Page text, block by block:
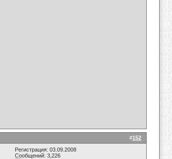
#152
Регистрация: 03.09.2008
Сообщений: 3,226